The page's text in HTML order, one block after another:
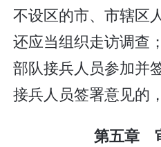
不设区的市、市辖区
还应当组织走访调查
部队接兵人员参加并
接兵人员签署意见的
第五章